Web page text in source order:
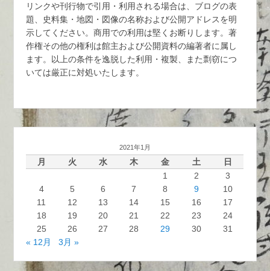
リンクや刊行物で引用・利用される場合は、ブログの表
題、史料集・地図・図像の名称および公開アドレスを明
示してください。商用での利用は堅くお断りします。著
作権その他の権利は館主および公開資料の編著者に属し
ます。以上の条件を逸脱した利用・複製、また剽窃につ
いては厳正に対処いたします。
2021年1月
月 火 水 木 金 土
日
1
2
3
4
5 6 7 8 9
10
11
12 13 14 15 16
17
18
19 20 21 22 23
24
25
26 27 28 29 30
31
« 12月
3月 »